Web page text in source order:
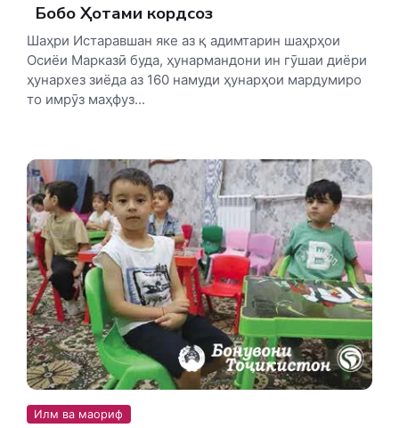
Бобо Ҳотами кордсоз
Шаҳри Истаравшан яке аз қ адимтарин шаҳрҳои
Осиёи Марказӣ буда, ҳунармандони ин гӯшаи диёри
ҳунархез зиёда аз 160 намуди ҳунарҳои мардумиро
то имрӯз маҳфуз...
Илм ва маориф